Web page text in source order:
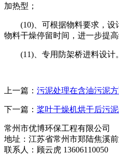
加热型；
(10)、可根据物料要求，设
物料干燥停留时间，进一步提高
(11)、专用防架桥进料设计。
上一篇： 污泥处理在含油污泥
下一篇： 桨叶干燥机烘干后污
常州市优博环保工程有限公司
地址：江苏省常州市郑陆焦溪
联系人：顾云虎 13606110050